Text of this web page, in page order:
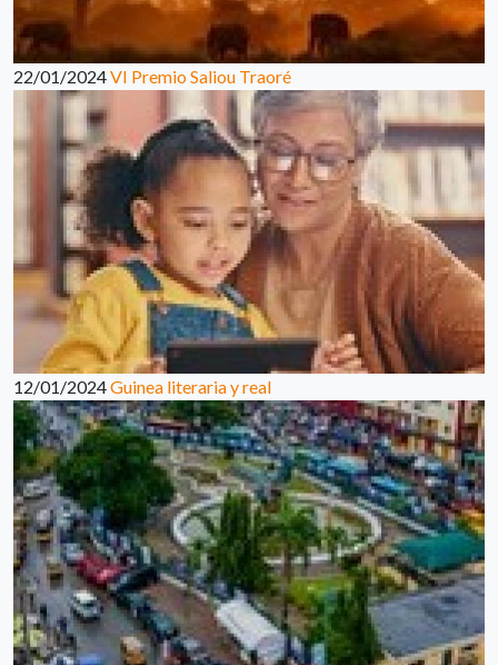
22/01/2024VI Premio Saliou Traoré
12/01/2024Guinea literaria y real